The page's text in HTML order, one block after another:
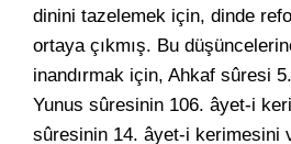
dinini tazelemek için, dinde
ortaya çıkmış. Bu
inandırmak için, Ahkaf sûresi
Yunus sûresinin 106. âyet-i
sûresinin 14. âyet-i kerimesini